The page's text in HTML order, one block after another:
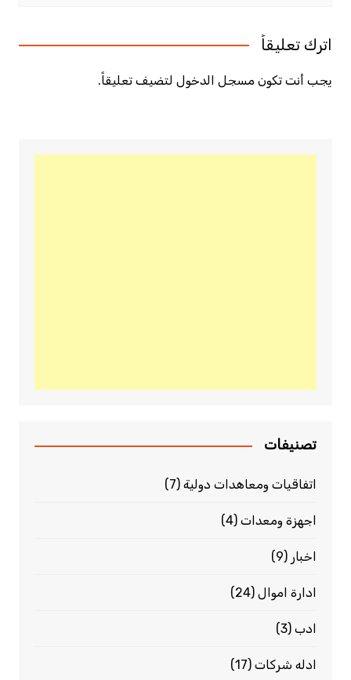
اترك تعليقاً
يجب أنت تكون مسجل الدخوللتضيف تعليقاً.
تصنيفات
اتفاقيات ومعاهدات دولية(7)
اجهزة ومعدات(4)
اخبار (9)
ادارة اموال(24)
ادب(3)
ادله شركات(17)